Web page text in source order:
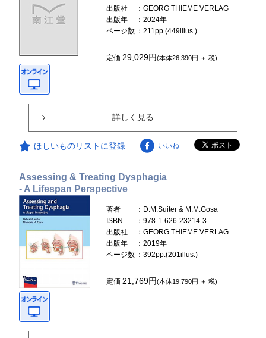
出版社
：GEORG THIEME VERLAG
出版年
：2024年
ページ数 ：211pp.(449illus.)
定価 29,029円(本体26,390円 ＋ 税)
詳しく見る
ほしいものリストに登録 いいね
Assessing & Treating Dysphagia
- A Lifespan Perspective
著者
：D.M.Suiter & M.M.Gosa
ISBN
：978-1-626-23214-3
出版社
：GEORG THIEME VERLAG
出版年
：2019年
ページ数 ：392pp.(201illus.)
定価 21,769円(本体19,790円 ＋ 税)